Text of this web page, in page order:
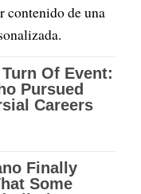
contenido de una